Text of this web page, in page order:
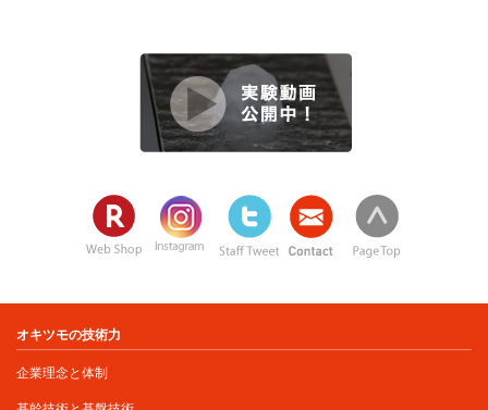
オキツモの技術力
企業理念と体制